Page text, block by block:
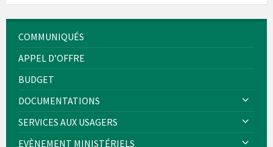
COMMUNIQUÉS
APPEL D’OFFRE
BUDGET
DOCUMENTATIONS
SERVICES AUX USAGERS
EVÈNEMENT MINISTÉRIELS